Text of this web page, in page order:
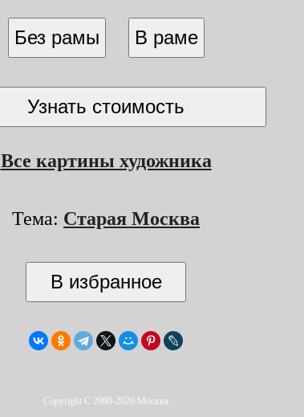
Без рамы В раме
Все картины художника
Тема: Старая Москва
Copyright C 2000-2026 Москва